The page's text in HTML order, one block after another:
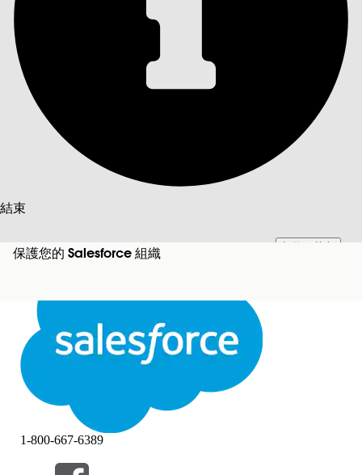
結束
此文已使用 Salesforce 機器翻譯系統翻譯。更多詳細資料請參見
結束
保護您的 Salesforce 組織
1-800-667-6389